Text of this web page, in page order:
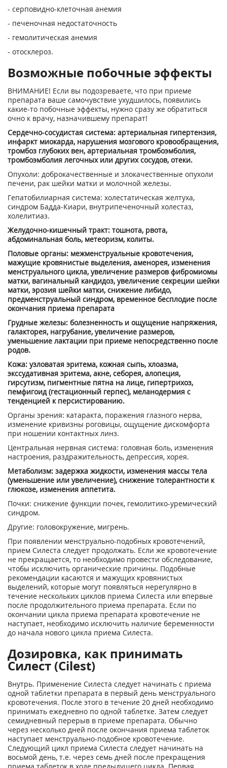
- серповидно-клеточная анемия
- печеночная недостаточность
- гемолитическая анемия
- отосклероз.
Возможные побочные эффекты
ВНИМАНИЕ! Если вы подозреваете, что при приеме
препарата ваше самочувствие ухудшилось, появились
какие-то побочные эффекты, нужно сразу же обратиться
очно к врачу, назначившему препарат!
Сердечно-сосудистая система: артериальная гипертензия,
инфаркт миокарда, нарушения мозгового кровообращения,
тромбоз глубоких вен, артериальная тромбоэмболия,
тромбоэмболия легочных или других сосудов, отеки.
Опухоли: доброкачественные и злокачественные опухоли
печени, рак шейки матки и молочной железы.
Гепатобилиарная система: холестатическая желтуха,
синдром Бадда-Киари, внутрипеченочный холестаз,
холелитиаз.
Желудочно-кишечный тракт: тошнота, рвота,
абдоминальная боль, метеоризм, колиты.
Половые органы: межменструальные кровотечения,
мажущие кровянистые выделения, аменорея, изменения
менструального цикла, увеличение размеров фибромиомы
матки, вагинальный кандидоз, увеличение секреции шейки
матки, эрозия шейки матки, снижение либидо,
предменструальный синдром, временное бесплодие после
окончания приема препарата
Грудные железы: болезненность и ощущение напряжения,
галакторея, нагрубание, увеличение размеров,
уменьшение лактации при приеме непосредственно после
родов.
Кожа: узловатая эритема, кожная сыпь, хлоазма,
экссудативная эритема, акне, себорея, алопеция,
гирсутизм, пигментные пятна на лице, гипертрихоз,
пемфигоид (гестационный герпес), меланодермия с
тенденцией к персистированию.
Органы зрения: катаракта, поражения глазного нерва,
изменение кривизны роговицы, ощущение дискомфорта
при ношении контактных линз.
Центральная нервная система: головная боль, изменения
настроения, раздражительность, депрессия, хорея.
Метаболизм: задержка жидкости, изменения массы тела
(уменьшение или увеличение), снижение толерантности к
глюкозе, изменения аппетита.
Почки: снижение функции почек, гемолитико-уремический
синдром.
Другие: головокружение, мигрень.
При появлении менструально-подобных кровотечений,
прием Силеста следует продолжать. Если же кровотечение
не прекращается, то необходимо провести обследование,
чтобы исключить органические причины. Подобные
рекомендации касаются и мажущих кровянистых
выделений, которые могут появляться нерегулярно в
течение нескольких циклов приема Силеста или впервые
после продолжительного приема препарата. Если по
окончании цикла приема препарата кровотечение не
наступает, необходимо исключить наличие беременности
до начала нового цикла приема Силеста.
Дозировка, как принимать
Силест (Cilest)
Внутрь. Применение Силеста следует начинать с приема
одной таблетки препарата в первый день менструального
кровотечения. После этого в течение 20 дней необходимо
принимать ежедневно по одной таблетке. Затем следует
семидневный перерыв в приеме препарата. Обычно
через несколько дней после окончания приема таблеток
наступает менструально-подобное кровотечение.
Следующий цикл приема Силеста следует начинать на
восьмой день, т.е. через семь дней после прекращения